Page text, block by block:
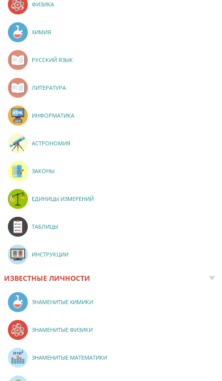
ФИЗИКА
ХИМИЯ
РУССКИЙ ЯЗЫК
ЛИТЕРАТУРА
ИНФОРМАТИКА
АСТРОНОМИЯ
ЗАКОНЫ
ЕДИНИЦЫ ИЗМЕРЕНИЙ
ТАБЛИЦЫ
ИНСТРУКЦИИ
ИЗВЕСТНЫЕ ЛИЧНОСТИ
ЗНАМЕНИТЫЕ ХИМИКИ
ЗНАМЕНИТЫЕ ФИЗИКИ
ЗНАМЕНИТЫЕ МАТЕМАТИКИ